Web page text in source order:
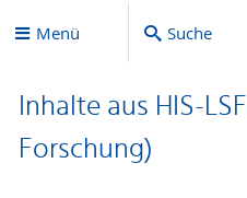
Menü Suche
Inhalte aus HIS-
Forschung)